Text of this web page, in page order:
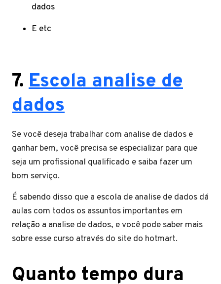
dados
E etc
7. Escola analise de
dados
Se você deseja trabalhar com analise de dados e
ganhar bem, você precisa se especializar para que
seja um profissional qualificado e saiba fazer um
bom serviço.
É sabendo disso que a escola de analise de dados dá
aulas com todos os assuntos importantes em
relação a analise de dados, e você pode saber mais
sobre esse curso através do site do hotmart.
Quanto tempo dura